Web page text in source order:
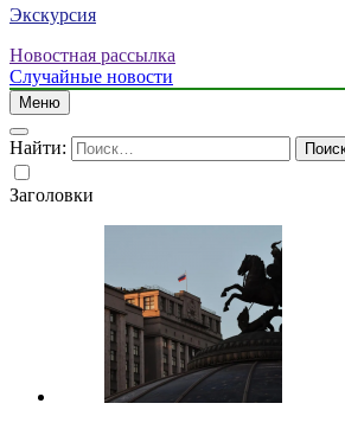
Экскурсия
Новостная рассылка
Случайные новости
Меню
Найти:
Заголовки